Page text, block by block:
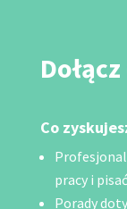
Co
pracy i pisać
Porady